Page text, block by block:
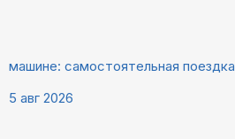
машине: самостоятельная поездка
5 авг 2026